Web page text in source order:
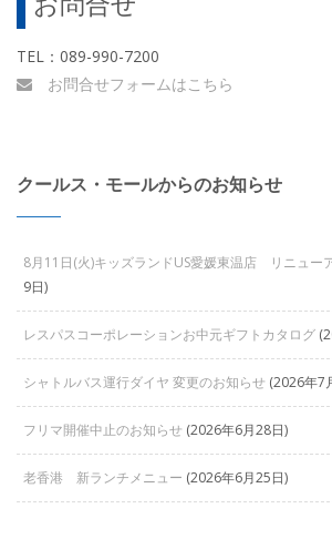
TEL：089-990-7200
お問合せフォームはこちら
クールス・モールからのお知らせ
8月11日(火)キッズランドUS愛媛東温店 リニュー
9日)
レスパスコーポレーションお中元ギフトカタログ
シャトルバス運行ダイヤ 変更のお知らせ (2026年7
フリマ開催中止のお知らせ (2026年6月28日)
老香港 新ランチメニュー (2026年6月25日)